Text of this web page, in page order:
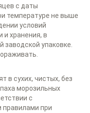
с даты
температуре не выше
условий
и хранения, в
заводской упаковке.
в сухих, чистых, без
морозильных
с
правилами при